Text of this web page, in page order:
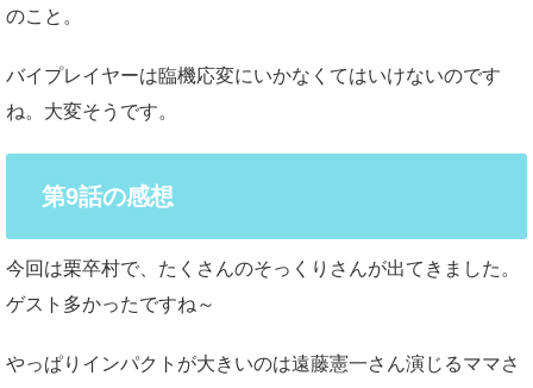
のこと。
バイプレイヤーは臨機応変にいかなくてはいけないのです
ね。大変そうです。
第9話の感想
今回は栗卒村で、たくさんのそっくりさんが出てきました。
ゲスト多かったですね～
やっぱりインパクトが大きいのは遠藤憲一さん演じるママさ